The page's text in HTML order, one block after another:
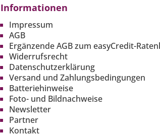
Informationen
Impressum
AGB
Ergänzende AGB zum easyCredit-
Widerrufsrecht
Datenschutzerklärung
Versand und Zahlungsbedingungen
Batteriehinweise
Foto- und Bildnachweise
Newsletter
Partner
Kontakt